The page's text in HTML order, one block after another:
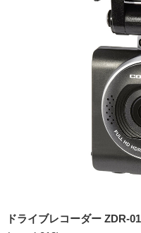
ドライブレコーダー ZDR-